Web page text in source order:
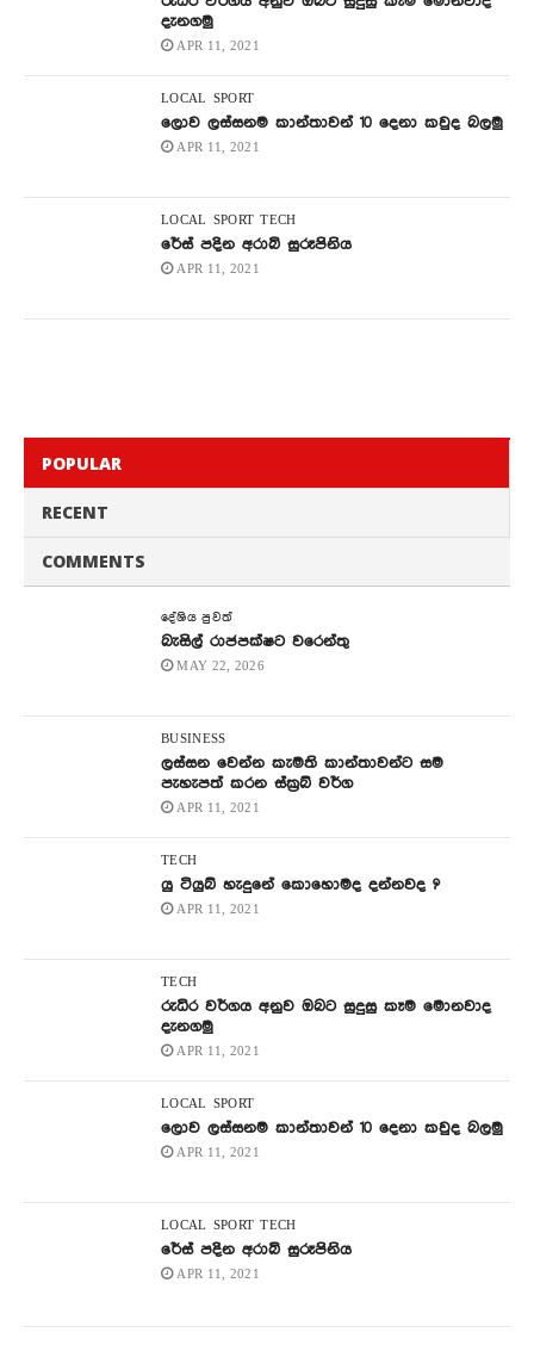
දැනගමු
APR 11, 2021
LOCAL SPORT
ලොව ලස්සනම කාන්තාවන් 10 දෙනා කවුද බලමු
APR 11, 2021
LOCAL SPORT TECH
රේස් පදින අරාබි සුරූපිනිය
APR 11, 2021
POPULAR
RECENT
COMMENTS
දේශිය පුවත්
බැසිල් රාජපක්ෂට වරෙන්තු
MAY 22, 2026
BUSINESS
ලස්සන වෙන්න කැමති කාන්තාවන්ට සම
පැහැපත් කරන ස්ක්‍රබ් වර්ග
APR 11, 2021
TECH
යු ටියුබ් හැදුනේ කොහොමද දන්නවද ?
APR 11, 2021
TECH
රුධිර වර්ගය අනුව ඔබට සුදුසු කෑම මොනවාද
දැනගමු
APR 11, 2021
LOCAL SPORT
ලොව ලස්සනම කාන්තාවන් 10 දෙනා කවුද බලමු
APR 11, 2021
LOCAL SPORT TECH
රේස් පදින අරාබි සුරූපිනිය
APR 11, 2021